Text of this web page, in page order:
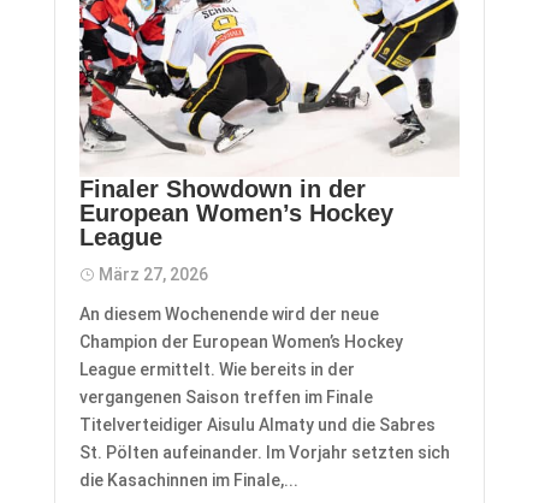
Finaler Showdown in der
European Women’s Hockey
League
März 27, 2026
An diesem Wochenende wird der neue
Champion der European Women’s Hockey
League ermittelt. Wie bereits in der
vergangenen Saison treffen im Finale
Titelverteidiger Aisulu Almaty und die Sabres
St. Pölten aufeinander. Im Vorjahr setzten sich
die Kasachinnen im Finale,...